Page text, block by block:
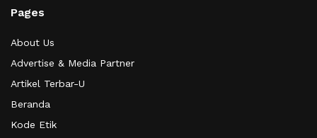
Pages
About Us
Advertise & Media Partner
Artikel Terbar-U
Beranda
Kode Etik